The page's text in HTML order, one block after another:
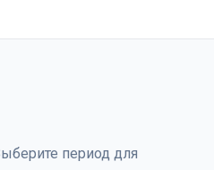
период для